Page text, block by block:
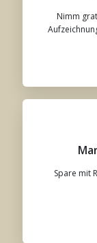
Nimm
Spare mit